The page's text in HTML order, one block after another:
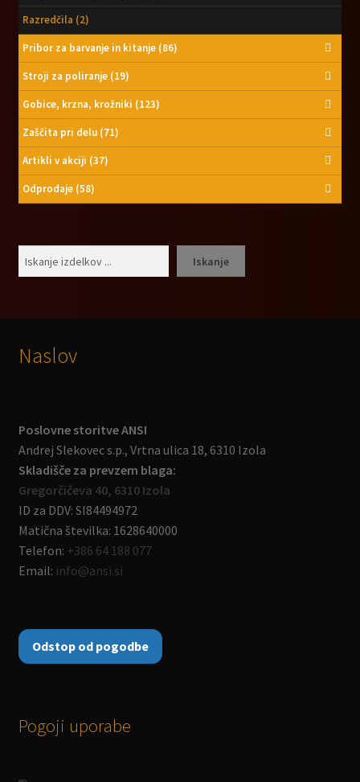
Razredčila (2)
Pribor za barvanje in kitanje (86)
Stroji za poliranje (19)
Gobice, krzna, krožniki (123)
Zaščita pri delu (71)
Artikli v akciji (37)
Odprodaje (58)
Iskanje
Naslov
Poslovne storitve ANSI
Andrej Slekovec s.p., Vrtna ulica 18, 6310 Izola
Skladišče za prevzem blaga:
Gregorčičeva 40, 6310 Izola
ID za DDV: SI84494972
Matična številka: 1628640000
Telefon: +386 64 188 077
Email: info@ansi.si
Odstop od pogodbe
Pogoji uporabe